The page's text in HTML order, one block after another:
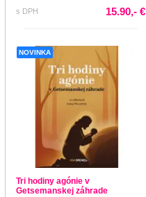
s DPH
15.90,- €
NOVINKA
Tri hodiny agónie v
Getsemanskej záhrade